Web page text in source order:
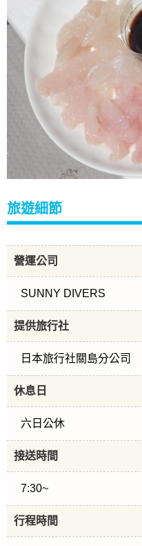
旅遊細節
營運公司
SUNNY DIVERS
提供旅行社
日本旅行社關島分公司
休息日
六日公休
接送時間
7:30~
行程時間